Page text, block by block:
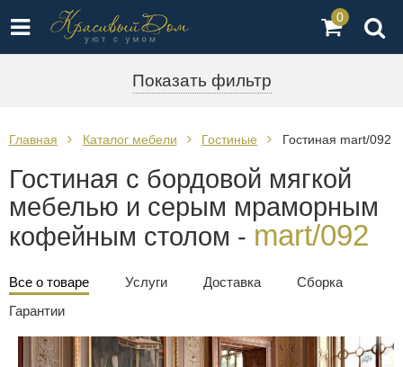
0
Показать фильтр
Главная Каталог мебели Гостиные Гостиная mart/092
Гостиная с бордовой мягкой
мебелью и серым мраморным
кофейным столом - mart/092
Все о товаре Услуги Доставка
Сборка
Гарантии